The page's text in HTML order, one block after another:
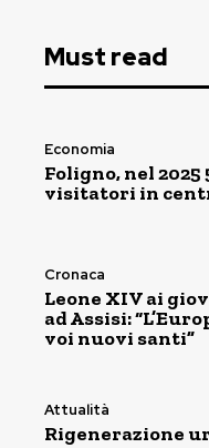
Must read
Economia
Foligno, nel
visitatori in
Cronaca
Leone XIV ai
ad Assisi:
voi nuovi santi”
Attualità
Rigenerazione